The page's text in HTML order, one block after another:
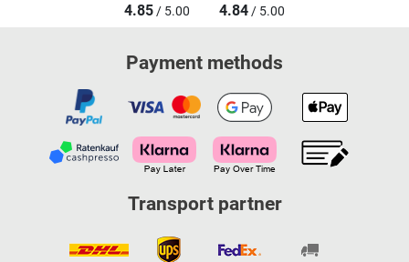
4.85/ 5.00 4.84/ 5.00
Payment methods
Transport partner